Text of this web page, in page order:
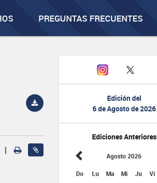
PREGUNTAS FRECUENTES
Edición del
6 de Agosto de 2026
Ediciones Anteriores
Agosto 2026
Do Lu Ma Mi Ju Vi
|